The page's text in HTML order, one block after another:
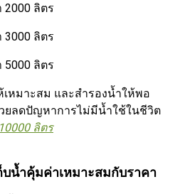
2000 ลิตร
3000 ลิตร
5000 ลิตร
เหมาะสม และสำรองน้ำให้พอ
ยลดปัญหาการไม่มีน้ำใช้ในชีวิต
ลิตร
บน้ำคุ้มค่าเหมาะสมกับราคา